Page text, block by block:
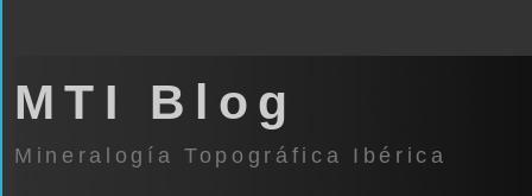
MTI Blog
Mineralogía Topográfica Ibérica